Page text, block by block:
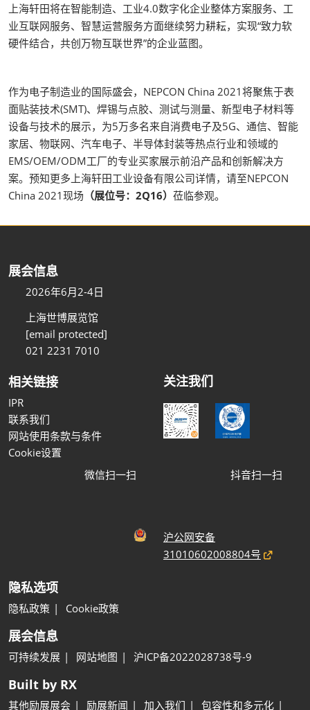
上海轩田将在智能制造、工业4.0数字化企业整体方案服务、工
业互联网服务、智慧运营服务方面继续努力耕耘，实现“致力软
硬件结合，共创万物互联世界”的企业蓝图。
作为电子制造业的国际盛会，NEPCON China 2021将聚焦于表
面贴装技术(SMT)、焊锡与点胶、测试与测量、新型电子材料等
设备与技术的展示，为5万多名来自消费电子及5G、通信、智能
家居、物联网、汽车电子、半导体封装等热点行业和领域的
EMS/OEM/ODM工厂的专业买家展示前沿产品和创新解决方
案。预知更多上海轩田工业设备有限公司详情，请至NEPCON
China 2021现场 （展位号：2Q16） 莅临参观。
展会信息
2026年6月2-4日
上海世博展览馆
[email protected]
021 2231 7010
相关链接
IPR
联系我们
网站使用条款与条件
Cookie设置
关注我们
微信扫一扫 抖音扫一扫
沪公网安备
31010602008804号
隐私选项
隐私政策 Cookie政策
展会信息
可持续发展 网站地图 沪ICP备2022028738号-9
Built by RX
其他励展展会 励展新闻 加入我们 包容性和多元化